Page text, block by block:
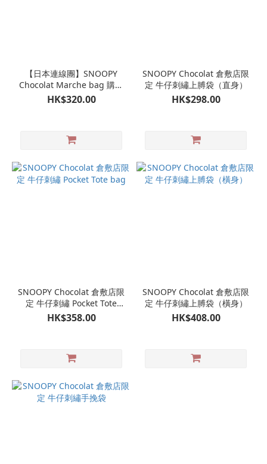
【日本連線團】SNOOPY
Chocolat Marche bag 購物
袋
HK$320.00
SNOOPY Chocolat 倉敷店限
定 牛仔刺繡上膊袋（直身）
HK$298.00
SNOOPY Chocolat 倉敷店限
定 牛仔刺繡 Pocket Tote
bag
HK$358.00
SNOOPY Chocolat 倉敷店限
定 牛仔刺繡上膊袋（橫身）
HK$408.00